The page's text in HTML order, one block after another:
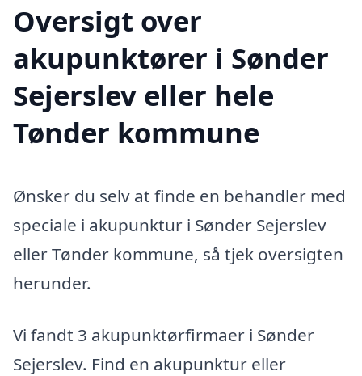
Oversigt over
akupunktører i Sønder
Sejerslev eller hele
Tønder kommune
Ønsker du selv at finde en behandler med
speciale i akupunktur i Sønder Sejerslev
eller Tønder kommune, så tjek oversigten
herunder.
Vi fandt 3 akupunktørfirmaer i Sønder
Sejerslev. Find en akupunktur eller